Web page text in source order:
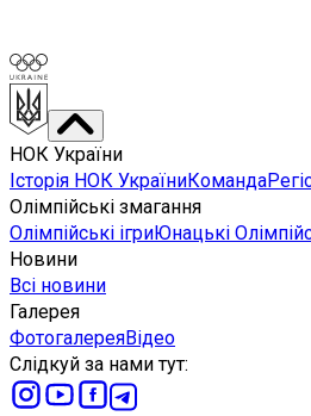
НОК України
Історія НОК УкраїниКоманда
Олімпійські змагання
Олімпійські ігриЮнацькі
Новини
Всі новини
Галерея
ФотогалереяВідео
Слідкуй за нами тут: